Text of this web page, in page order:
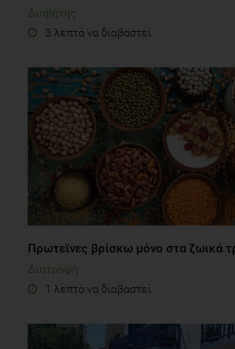
Διαβήτης
3 λεπτά να διαβαστεί
Πρωτεϊνες βρίσκω μόνο στα ζωικά
Διατροφή
1 λεπτό να διαβαστεί